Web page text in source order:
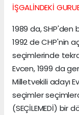
İŞGALİNDEKİ
1989 da, SHP'den
1992 de CHP'nin
seçimlerinde
Evcen, 1999 da
Milletvekili adayı
seçimler
(SEÇİLEMEDİ) bir